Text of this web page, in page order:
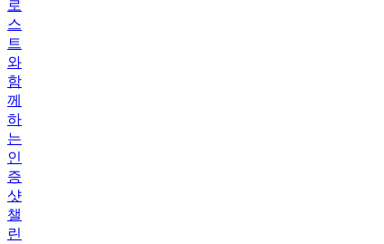
트
와
함
께
하
는
인
증
샷
챌
린
지